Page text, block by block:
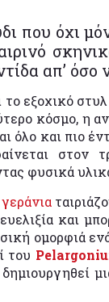
που όχι
απ’ όσο
εξοχικό
κόσμο, η
όλο και πιο
στον
φυσικά
γεράνια
και
ομορφιά
του